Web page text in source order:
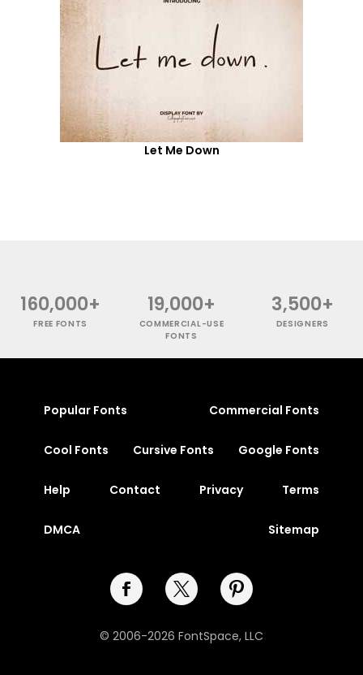
Let Me Down
160,000+
FREE FONTS
19,000+
COMMERCIAL-USE
FONTS
3,500+
DESIGNERS
Popular Fonts Commercial Fonts
Cool Fonts Cursive Fonts Google Fonts
Help Contact Privacy Terms
DMCA Sitemap
© 2006-2026 FontSpace, LLC